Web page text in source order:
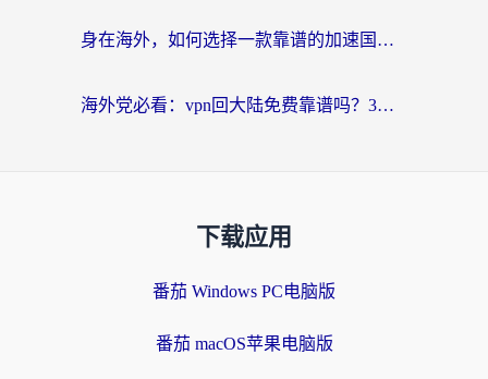
身在海外，如何选择一款靠谱的加速国内网络的加速器？
海外党必看：vpn回大陆免费靠谱吗？3步选对加速器实现无缝刷国内资源
下载应用
番茄 Windows PC电脑版
番茄 macOS苹果电脑版